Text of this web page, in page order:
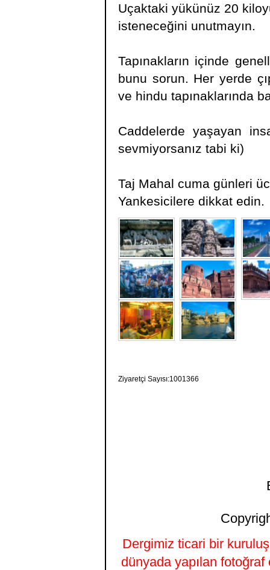
Uçaktaki yükünüz 20
isteneceğini unutmayın.
Tapınakların içinde
bunu sorun. Her yerde
ve hindu tapınaklarında
Caddelerde yaşayan
sevmiyorsanız tabi ki)
Taj Mahal cuma günleri
Yankesicilere dikkat edin.
Ziyaretçi Sayısı:1001366
Dergimiz ticari bir kuruluş
dünyada yapılan fotoğraf